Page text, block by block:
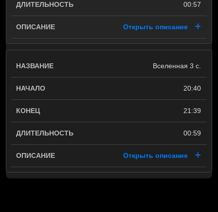
00:57
Открыть описание
Вселенная 3 с.
20:40
21:39
00:59
Открыть описание